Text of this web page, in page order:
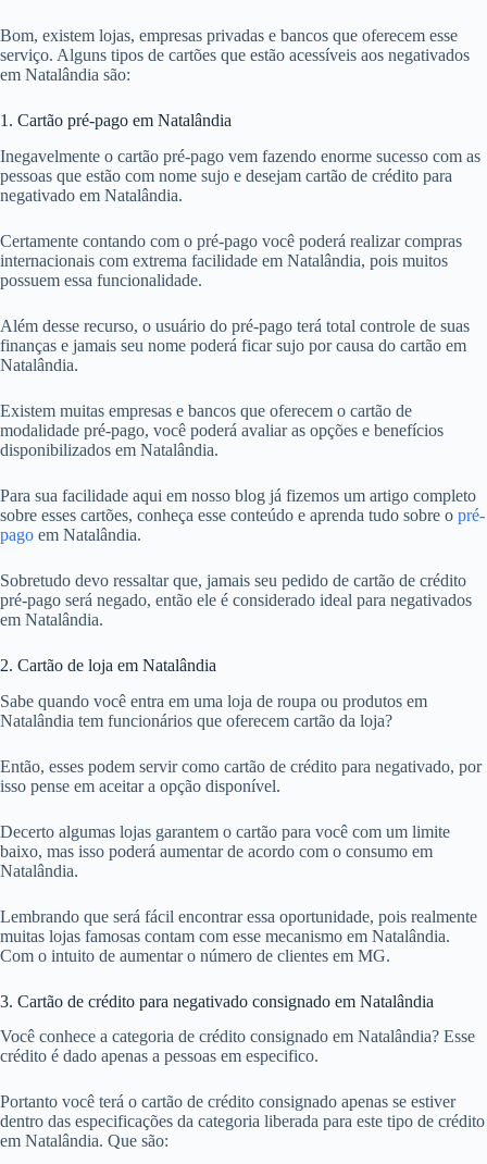
Bom, existem lojas, empresas privadas e bancos que oferecem esse
serviço. Alguns tipos de cartões que estão acessíveis aos negativados
em Natalândia são:
1. Cartão pré-pago em Natalândia
Inegavelmente o cartão pré-pago vem fazendo enorme sucesso com as
pessoas que estão com nome sujo e desejam cartão de crédito para
negativado em Natalândia.
Certamente contando com o pré-pago você poderá realizar compras
internacionais com extrema facilidade em Natalândia, pois muitos
possuem essa funcionalidade.
Além desse recurso, o usuário do pré-pago terá total controle de suas
finanças e jamais seu nome poderá ficar sujo por causa do cartão em
Natalândia.
Existem muitas empresas e bancos que oferecem o cartão de
modalidade pré-pago, você poderá avaliar as opções e benefícios
disponibilizados em Natalândia.
Para sua facilidade aqui em nosso blog já fizemos um artigo completo
sobre esses cartões, conheça esse conteúdo e aprenda tudo sobre o pré-
pago em Natalândia.
Sobretudo devo ressaltar que, jamais seu pedido de cartão de crédito
pré-pago será negado, então ele é considerado ideal para negativados
em Natalândia.
2. Cartão de loja em Natalândia
Sabe quando você entra em uma loja de roupa ou produtos em
Natalândia tem funcionários que oferecem cartão da loja?
Então, esses podem servir como cartão de crédito para negativado, por
isso pense em aceitar a opção disponível.
Decerto algumas lojas garantem o cartão para você com um limite
baixo, mas isso poderá aumentar de acordo com o consumo em
Natalândia.
Lembrando que será fácil encontrar essa oportunidade, pois realmente
muitas lojas famosas contam com esse mecanismo em Natalândia.
Com o intuito de aumentar o número de clientes em MG.
3. Cartão de crédito para negativado consignado em Natalândia
Você conhece a categoria de crédito consignado em Natalândia? Esse
crédito é dado apenas a pessoas em especifico.
Portanto você terá o cartão de crédito consignado apenas se estiver
dentro das especificações da categoria liberada para este tipo de crédito
em Natalândia. Que são: